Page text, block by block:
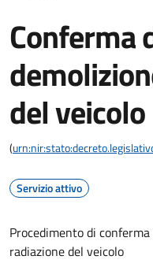
Conferma
del veicolo
(
Servizio attivo
Procedimento di
radiazione del veicolo